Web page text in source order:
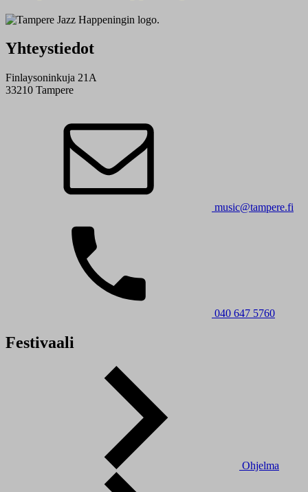
Yhteystiedot
Finlaysoninkuja 21A
33210 Tampere
music@tampere.fi
040 647 5760
Festivaali
Ohjelma